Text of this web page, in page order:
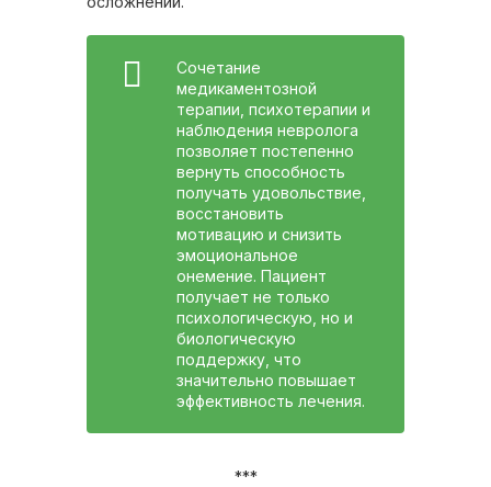
Сочетание
медикаментозной
терапии, психотерапии и
наблюдения невролога
позволяет постепенно
вернуть способность
получать удовольствие,
восстановить
мотивацию и снизить
эмоциональное
онемение. Пациент
получает не только
психологическую, но и
биологическую
поддержку, что
значительно повышает
эффективность лечения.
***